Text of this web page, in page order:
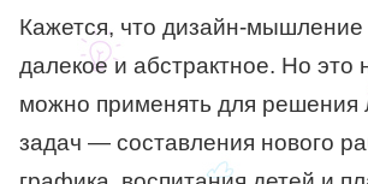
Кажется, что дизайн-
далекое и абстрактное. Но это
можно применять для решения
задач — составления нового